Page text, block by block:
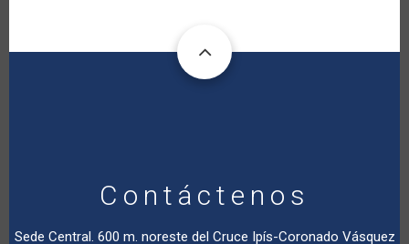
Contáctenos
Sede Central. 600 m. noreste del Cruce Ipís-Coronado Vásquez